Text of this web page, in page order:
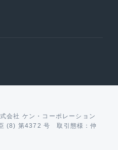
会社 ケン・コーポレーション
(8) 第4372 号 取引態様：仲